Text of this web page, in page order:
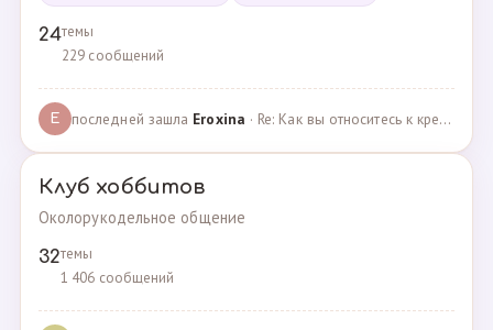
24темы
229 сообщений
E последней зашла Eroxina · Re: Как вы относитесь к кредитам? · 06.04.2025
Клуб хоббитов
Околорукодельное общение
32темы
1 406 сообщений